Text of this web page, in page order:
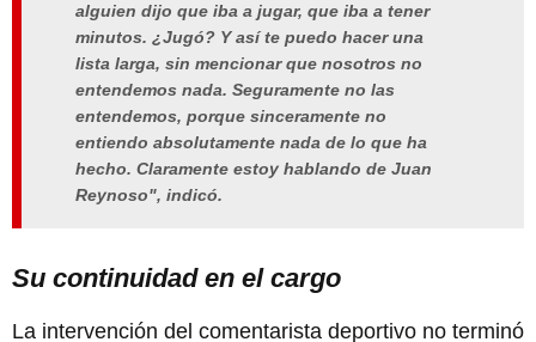
alguien dijo que iba a jugar, que iba a tener
minutos. ¿Jugó? Y así te puedo hacer una
lista larga, sin mencionar que nosotros no
entendemos nada. Seguramente no las
entendemos, porque sinceramente no
entiendo absolutamente nada de lo que ha
hecho. Claramente estoy hablando de Juan
Reynoso", indicó.
Su continuidad en el cargo
La intervención del comentarista deportivo no terminó